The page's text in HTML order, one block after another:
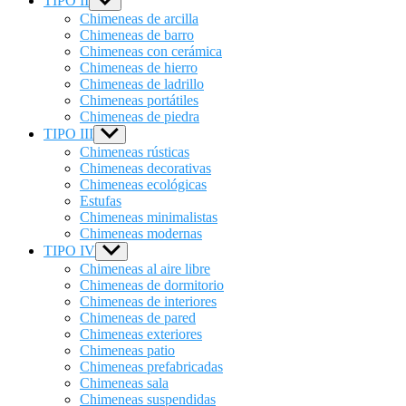
sub
menu
Chimeneas de arcilla
Chimeneas de barro
Chimeneas con cerámica
Chimeneas de hierro
Chimeneas de ladrillo
Chimeneas portátiles
Chimeneas de piedra
TIPO III Show
sub
menu
Chimeneas rústicas
Chimeneas decorativas
Chimeneas ecológicas
Estufas
Chimeneas minimalistas
Chimeneas modernas
TIPO IV Show
sub
menu
Chimeneas al aire libre
Chimeneas de dormitorio
Chimeneas de interiores
Chimeneas de pared
Chimeneas exteriores
Chimeneas patio
Chimeneas prefabricadas
Chimeneas sala
Chimeneas suspendidas